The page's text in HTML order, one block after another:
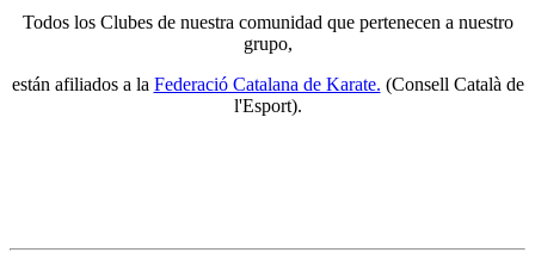
Todos los Clubes de nuestra comunidad que pertenecen a nuestro
grupo,
están afiliados a la Federació Catalana de Karate. (Consell Català de
l'Esport).